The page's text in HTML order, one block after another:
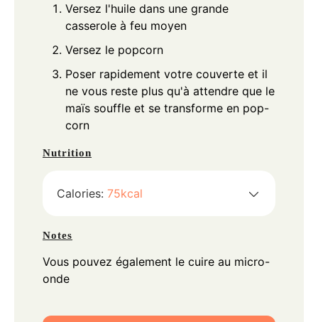
Versez l'huile dans une grande
casserole à feu moyen
Versez le popcorn
Poser rapidement votre couverte et il
ne vous reste plus qu'à attendre que le
maïs souffle et se transforme en pop-
corn
Nutrition
Calories: 75kcal
Notes
Vous pouvez également le cuire au micro-
onde